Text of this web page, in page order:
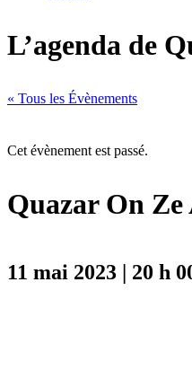
L’agenda de
« Tous les Évènements
Cet évènement est passé.
Quazar On
11 mai 2023 | 20 h